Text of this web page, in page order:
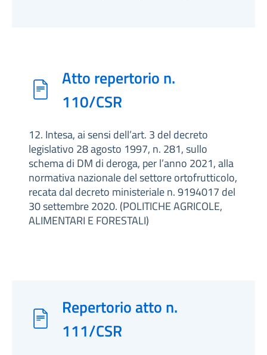
Atto repertorio n.
110/CSR
12. Intesa, ai sensi dell’art. 3 del decreto
legislativo 28 agosto 1997, n. 281, sullo
schema di DM di deroga, per l’anno 2021, alla
normativa nazionale del settore ortofrutticolo,
recata dal decreto ministeriale n. 9194017 del
30 settembre 2020. (POLITICHE AGRICOLE,
ALIMENTARI E FORESTALI)
Repertorio atto n.
111/CSR